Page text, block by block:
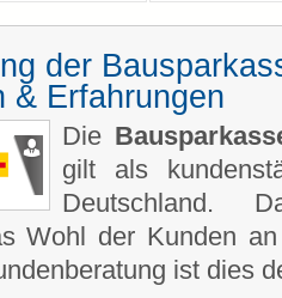
der
& Erfahrungen
Die
gilt als
Deutschland.
Wohl der Kunden
ist dies